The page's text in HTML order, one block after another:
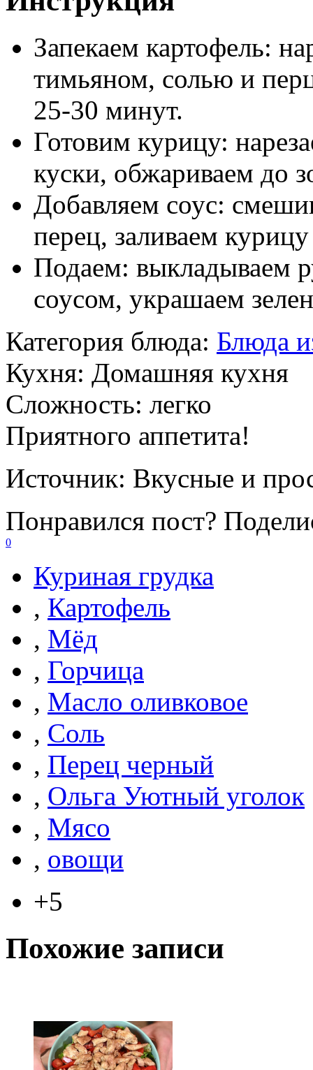
Запекаем картофель:
тимьяном, солью и
25-30 минут.
Готовим курицу:
куски, обжариваем до
Добавляем соус:
перец, заливаем
Подаем: выкладываем
соусом, украшаем
Категория блюда: Блюда
Кухня: Домашняя кухня
Сложность: легко
Приятного аппетита!
Источник: Вкусные и
Понравился пост?
0
Куриная грудка
, Картофель
, Мёд
, Горчица
, Масло оливковое
, Соль
, Перец черный
, Ольга Уютный уголок
, Мясо
, овощи
+5
Похожие записи